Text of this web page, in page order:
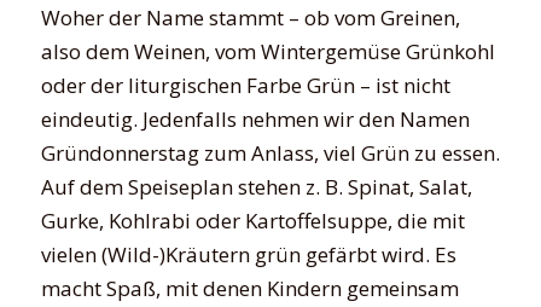
Woher der Name stammt – ob vom Greinen,
also dem Weinen, vom Wintergemüse Grünkohl
oder der liturgischen Farbe Grün – ist nicht
eindeutig. Jedenfalls nehmen wir den Namen
Gründonnerstag zum Anlass, viel Grün zu essen.
Auf dem Speiseplan stehen z. B. Spinat, Salat,
Gurke, Kohlrabi oder Kartoffelsuppe, die mit
vielen (Wild-)Kräutern grün gefärbt wird. Es
macht Spaß, mit denen Kindern gemeinsam